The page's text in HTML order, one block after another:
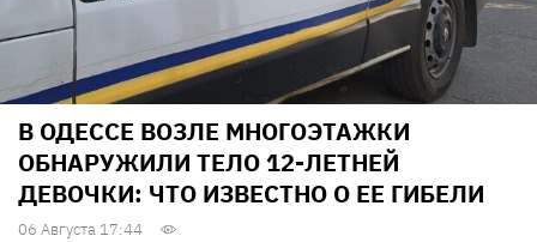
В ОДЕССЕ ВОЗЛЕ МНОГОЭТАЖКИ
ОБНАРУЖИЛИ ТЕЛО 12-ЛЕТНЕЙ
ДЕВОЧКИ: ЧТО ИЗВЕСТНО О ЕЕ ГИБЕЛИ
06 Августа 17:44